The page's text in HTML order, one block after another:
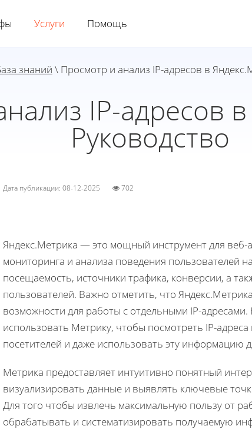
Услуги Помощь
знаний \ Просмотр и анализ IP-адресов в
IP-адресов
Руководство
Дата публикации: 08-12-2025 702
Яндекс.Метрика — это мощный инструмент для веб-
мониторинга и анализа поведения пользователей
посещаемость, источники трафика, конверсии, а
пользователей. Важно отметить, что
возможности для работы с отдельными IP-
использовать Метрику, чтобы посмотреть IP-
посетителей и даже использовать эту информацию
Метрика предоставляет интуитивно понятный
визуализировать данные и выявлять ключевые
Для того чтобы извлечь максимальную пользу от
обрабатывать и систематизировать получаемую